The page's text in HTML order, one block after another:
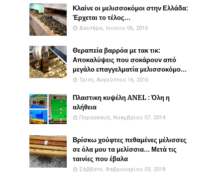
Κλαίνε οι μελισσοκόμοι στην Ελλάδα:
Έρχεται το τέλος...
Δευτέρα, Ιουνίου 06, 2016
Θεραπεία βαρρόα με τακ τικ:
Αποκαλύψεις που σοκάρουν από
μεγάλο επαγγελματία μελισσοκόμο...
Τρίτη, Αυγούστου 16, 2016
Πλαστικη κυψέλη ANEL : Όλη η
αλήθεια
Παρασκευή, Νοεμβρίου 07, 2014
Βρίσκω χούφτες πεθαμένες μέλισσες
σε όλα μου τα μελίσσια... Μετά τις
ταινίες που έβαλα
Σάββατο, Φεβρουαρίου 03, 2018